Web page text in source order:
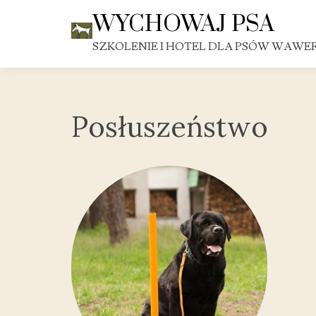
WYCHOWAJ PSA
SZKOLENIE I HOTEL DLA PSÓW
Posłuszeństwo